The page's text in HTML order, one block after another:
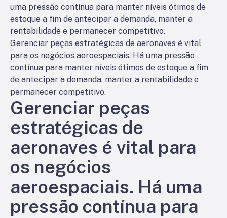
uma pressão contínua para manter níveis ótimos de
estoque a fim de antecipar a demanda, manter a
rentabilidade e permanecer competitivo.
Gerenciar peças estratégicas de aeronaves é vital
para os negócios aeroespaciais. Há uma pressão
contínua para manter níveis ótimos de estoque a fim
de antecipar a demanda, manter a rentabilidade e
permanecer competitivo.
Gerenciar peças
estratégicas de
aeronaves é vital para
os negócios
aeroespaciais. Há uma
pressão contínua para